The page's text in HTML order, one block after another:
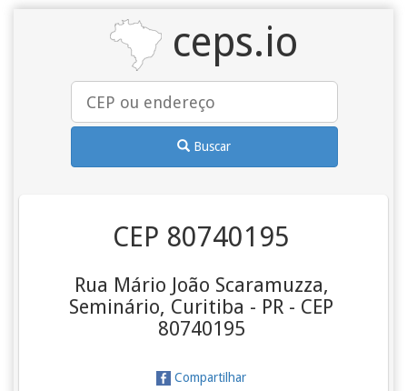
ceps.io
Buscar
CEP 80740195
Rua Mário João Scaramuzza,
Seminário, Curitiba - PR - CEP
80740195
Compartilhar